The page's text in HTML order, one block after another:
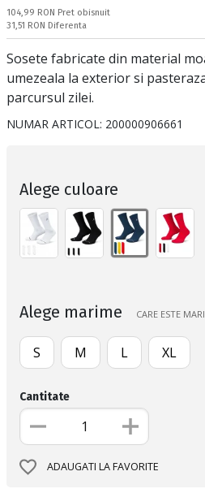
Pret obisnuit:
104,99 RON Pret obisnuit
Спестявате:
31,51 RON Diferenta
Sosete fabricate din material
umezeala la exterior si
parcursul zilei.
NUMAR ARTICOL: 200000906661
Alege culoare
Alege marime CARE ESTE
S M L XL
Cantitate
ADAUGATI LA FAVORITE